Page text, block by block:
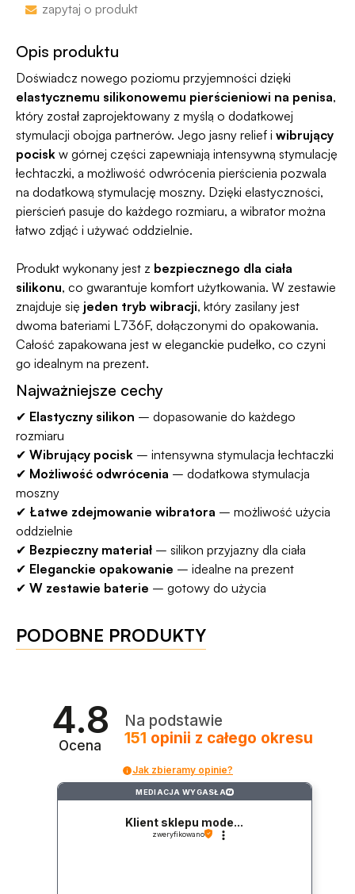
Dyskrecji — jeśli ją naruszymy, zwrócimy Ci
100 dni na zwrot. Sam proces jesy niezwykle
programu Wygodne Zwroty®
zapytaj o produkt
Opis produktu
Doświadcz nowego poziomu przyjemności dzięki
elastycznemu silikonowemu pierścieniowi na penisa,
który został zaprojektowany z myślą o dodatkowej
stymulacji obojga partnerów. Jego jasny relief i wibrujący
pocisk w górnej części zapewniają intensywną stymulację
łechtaczki, a możliwość odwrócenia pierścienia pozwala
na dodatkową stymulację moszny. Dzięki elastyczności,
pierścień pasuje do każdego rozmiaru, a wibrator można
łatwo zdjąć i używać oddzielnie.
Produkt wykonany jest z bezpiecznego dla ciała
silikonu, co gwarantuje komfort użytkowania. W zestawie
znajduje się jeden tryb wibracji, który zasilany jest
dwoma bateriami L736F, dołączonymi do opakowania.
Całość zapakowana jest w eleganckie pudełko, co czyni
go idealnym na prezent.
Najważniejsze cechy
✔ Elastyczny silikon – dopasowanie do każdego
rozmiaru
✔ Wibrujący pocisk – intensywna stymulacja łechtaczki
✔ Możliwość odwrócenia – dodatkowa stymulacja
moszny
✔ Łatwe zdejmowanie wibratora – możliwość użycia
oddzielnie
✔ Bezpieczny materiał – silikon przyjazny dla ciała
✔ Eleganckie opakowanie – idealne na prezent
✔ W zestawie baterie – gotowy do użycia
PODOBNE PRODUKTY
4.8
Ocena
Na podstawie
151 opinii z całego okresu
Jak zbieramy opinie?
MEDIACJA WYGASŁA ?
Klient sklepu mode...
zweryfikowano